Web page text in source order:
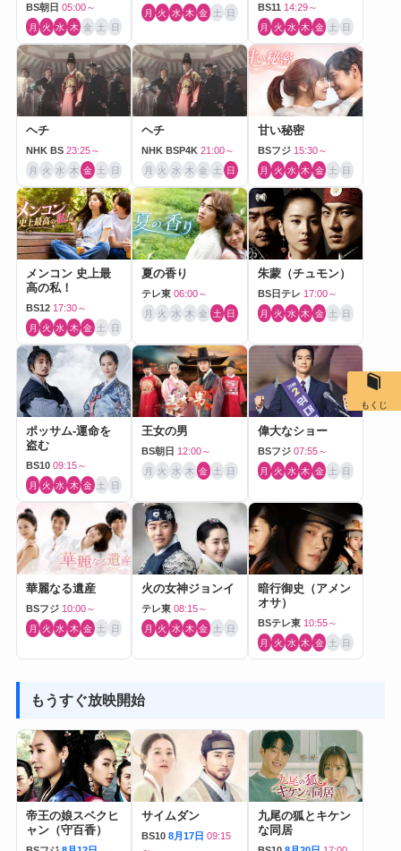
BS朝日 05:00～
月 火 水 木 金 土 日
月 火 水 木 金 土 日 BS11 14:29～
月 火 水 木 金 土 日
ヘチ
NHK BS 23:25～
月 火 水 木 金 土 日
ヘチ
NHK BSP4K 21:00～
月 火 水 木 金 土 日
甘い秘密
BSフジ 15:30～
月 火 水 木 金 土 日
メンコン 史上最
高の私！
BS12 17:30～
月 火 水 木 金 土 日
夏の香り
テレ東 06:00～
月 火 水 木 金 土 日
朱蒙（チュモン）
BS日テレ 17:00～
月 火 水 木 金 土 日
ポッサム-運命を
盗む
BS10 09:15～
月 火 水 木 金 土 日
王女の男
BS朝日 12:00～
月 火 水 木 金 土 日
偉大なショー
BSフジ 07:55～
月 火 水 木 金 土 日
華麗なる遺産
BSフジ 10:00～
月 火 水 木 金 土 日
火の女神ジョンイ
テレ東 08:15～
月 火 水 木 金 土 日
暗行御史（アメン
オサ）
BSテレ東 10:55～
月 火 水 木 金 土 日
もうすぐ放映開始
帝王の娘スベクヒ
ャン（守百香）
サイムダン
BS10 8月17日 09:15
九尾の狐とキケン
な同居
もくじ